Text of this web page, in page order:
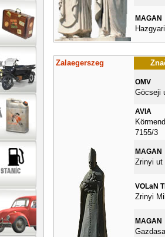
MAGAN
Zalaegerszeg
OMV
Göcseji
AVIA
7155/3
MAGAN
Zrinyi ut
VOLaN
Zrinyi
MAGAN